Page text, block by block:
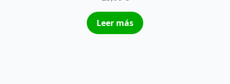
Leer más